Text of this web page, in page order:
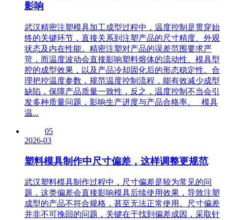
影响
武汉精密注塑模具加工成型过程中，温度控制是贯穿始
终的关键环节，直接关系到注塑产品的尺寸精度、外观
状态及内在性能。精密注塑对产品的误差范围要求严
苛，而温度波动会直接影响塑料熔体的流动性、模具型
腔的成型效果，以及产品冷却固化后的形态稳定性。合
理把控温度参数，规范温度控制流程，能有效减少成型
缺陷，保障产品质量一致性，反之，温度控制不当会引
发多种质量问题，影响生产进度与产品合格率。 模具
温...
05
2026-03
塑料模具制作中尺寸偏差，这样调整更规范
武汉塑料模具制作过程中，尺寸偏差是较为常见的问
题，这类偏差会直接影响模具后续使用效果，导致注塑
成型的产品不符合规格，甚至无法正常使用。尺寸偏差
并非不可挽回的问题，关键在于找到偏差成因，采取针